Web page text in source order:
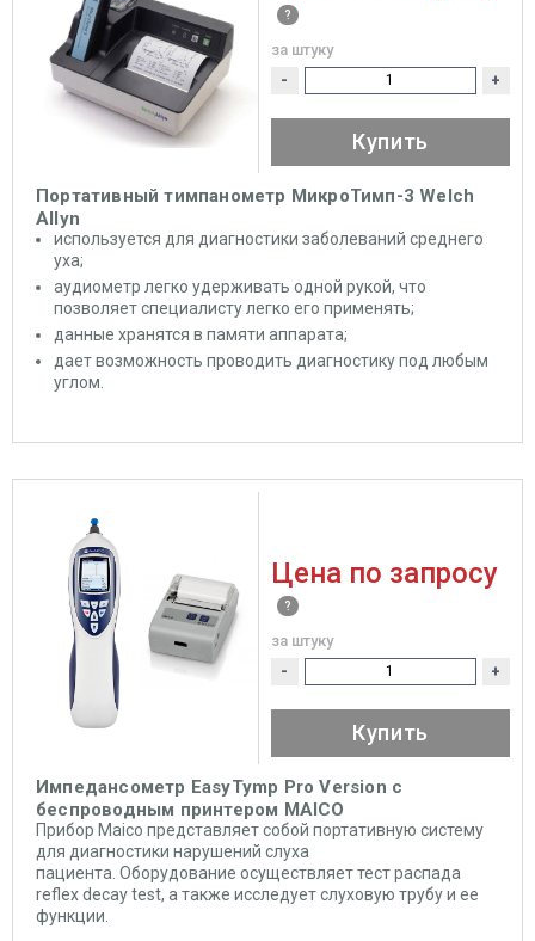
Портативный тимпанометр МикроТимп-3 Welch
Allyn
используется для диагностики заболеваний среднего
уха;
аудиометр легко удерживать одной рукой, что
позволяет специалисту легко его применять;
данные хранятся в памяти аппарата;
дает возможность проводить диагностику под любым
углом.
за штуку
- +
Купить
Импедансометр EasyTymp Pro Version с
беспроводным принтером MAICO
Прибор Maico представляет собой портативную систему
для диагностики нарушений слуха
пациента. Оборудование осуществляет тест распада
reflex decay test, а также исследует слуховую трубу и ее
функции.
Цена по запросу
за штуку
- +
Купить